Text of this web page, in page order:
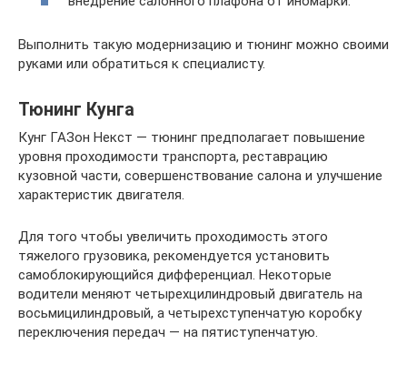
Выполнить такую модернизацию и тюнинг можно своими
руками или обратиться к специалисту.
Тюнинг Кунга
Кунг ГАЗон Некст — тюнинг предполагает повышение
уровня проходимости транспорта, реставрацию
кузовной части, совершенствование салона и улучшение
характеристик двигателя.
Для того чтобы увеличить проходимость этого
тяжелого грузовика, рекомендуется установить
самоблокирующийся дифференциал. Некоторые
водители меняют четырехцилиндровый двигатель на
восьмицилиндровый, а четырехступенчатую коробку
переключения передач — на пятиступенчатую.